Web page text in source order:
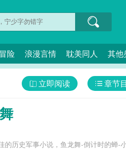
险 浪漫言情 耽美同人 其他
章节
立即阅读
历史军事小说，鱼龙舞-倒计时的蝉-